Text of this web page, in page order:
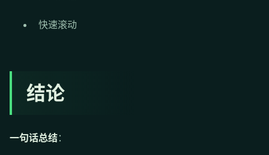
快速滚动
结论
一句话总结：